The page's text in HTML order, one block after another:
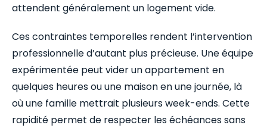
attendent généralement un logement vide.
Ces contraintes temporelles rendent l’intervention
professionnelle d’autant plus précieuse. Une équipe
expérimentée peut vider un appartement en
quelques heures ou une maison en une journée, là
où une famille mettrait plusieurs week-ends. Cette
rapidité permet de respecter les échéances sans